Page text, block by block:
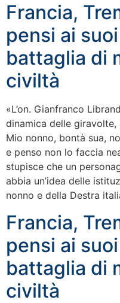
Francia,
pensi ai
battaglia di
civiltà
«L’on. Gianfranco
dinamica delle
Mio nonno, bontà sua,
e penso non lo faccia
stupisce che un
abbia un’idea delle
nonno e della Destra
Francia,
pensi ai
battaglia di
civiltà